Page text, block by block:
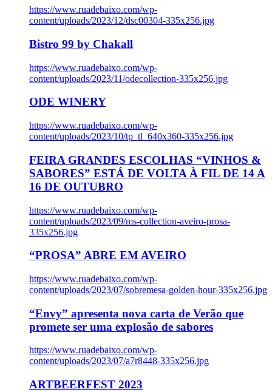
https://www.ruadebaixo.com/wp-
content/uploads/2023/12/dsc00304-335x256.jpg
Bistro 99 by Chakall
https://www.ruadebaixo.com/wp-
content/uploads/2023/11/odecollection-335x256.jpg
ODE WINERY
https://www.ruadebaixo.com/wp-
content/uploads/2023/10/tp_tl_640x360-335x256.jpg
FEIRA GRANDES ESCOLHAS “VINHOS &
SABORES” ESTÁ DE VOLTA À FIL DE 14 A
16 DE OUTUBRO
https://www.ruadebaixo.com/wp-
content/uploads/2023/09/ms-collection-aveiro-prosa-
335x256.jpg
“PROSA” ABRE EM AVEIRO
https://www.ruadebaixo.com/wp-
content/uploads/2023/07/sobremesa-golden-hour-335x256.jpg
“Envy” apresenta nova carta de Verão que
promete ser uma explosão de sabores
https://www.ruadebaixo.com/wp-
content/uploads/2023/07/a7r8448-335x256.jpg
ARTBEERFEST 2023